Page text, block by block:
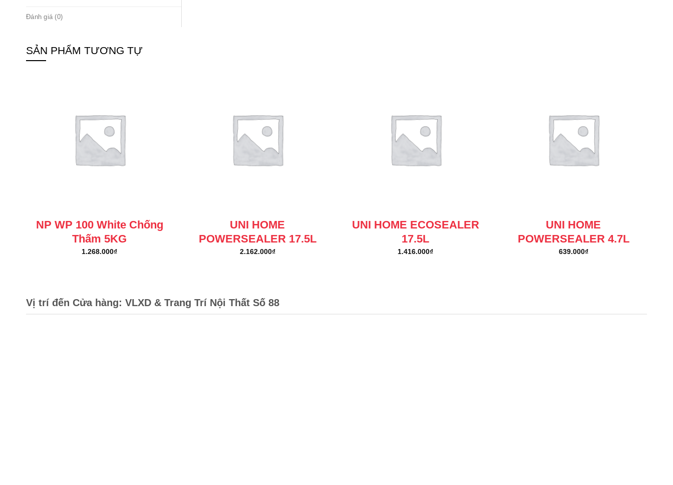
Đánh giá (0)
SẢN PHẨM TƯƠNG TỰ
NP WP 100 White Chống
Thấm 5KG
1.268.000₫
UNI HOME
POWERSEALER 17.5L
2.162.000₫
UNI HOME ECOSEALER
17.5L
1.416.000₫
UNI HOME
POWERSEALER 4.7L
639.000₫
Vị trí đến Cửa hàng: VLXD & Trang Trí Nội Thất Số 88